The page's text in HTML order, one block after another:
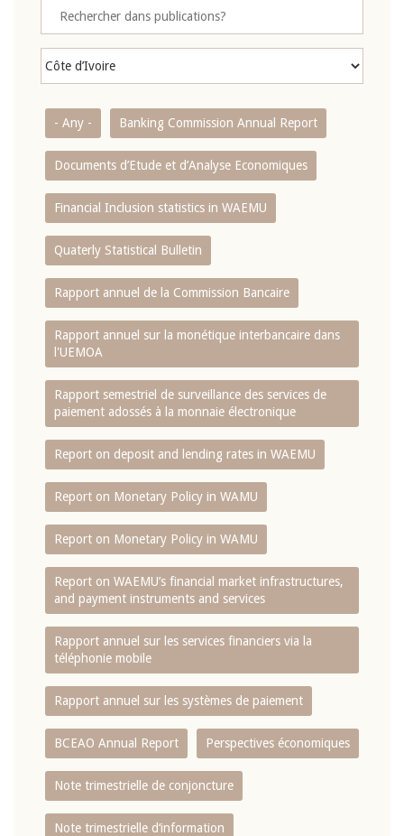
- Any - Banking Commission Annual Report
Documents d’Etude et d’Analyse Economiques
Financial Inclusion statistics in WAEMU
Quaterly Statistical Bulletin
Rapport annuel de la Commission Bancaire
Rapport annuel sur la monétique interbancaire dans
l'UEMOA
Rapport semestriel de surveillance des services de
paiement adossés à la monnaie électronique
Report on deposit and lending rates in WAEMU
Report on Monetary Policy in WAMU
Report on Monetary Policy in WAMU
Report on WAEMU’s financial market infrastructures,
and payment instruments and services
Rapport annuel sur les services financiers via la
téléphonie mobile
Rapport annuel sur les systèmes de paiement
BCEAO Annual Report Perspectives économiques
Note trimestrielle de conjoncture
Note trimestrielle d‘information